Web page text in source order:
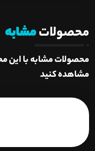
محصولاتمشابه
محصولات مشابه با این
مشاهده کنید